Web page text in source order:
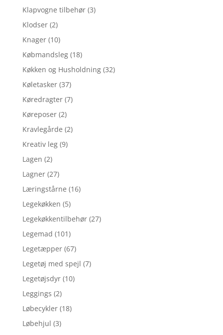
Klapvogne tilbehør (3)
Klodser (2)
Knager (10)
Købmandsleg (18)
Køkken og Husholdning (32)
Køletasker (37)
Køredragter (7)
Køreposer (2)
Kravlegårde (2)
Kreativ leg (9)
Lagen (2)
Lagner (27)
Læringstårne (16)
Legekøkken (5)
Legekøkkentilbehør (27)
Legemad (101)
Legetæpper (67)
Legetøj med spejl (7)
Legetøjsdyr (10)
Leggings (2)
Løbecykler (18)
Løbehjul (3)